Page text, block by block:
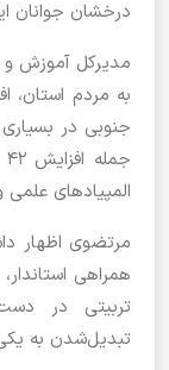
درخشان جوانان
مدیرکل آموزش و
جنوبی در
المپیادهای علمی و کسب ۳۳
مرتضوی اظهار
همراهی
تربیتی در
تبدیل‌شدن به